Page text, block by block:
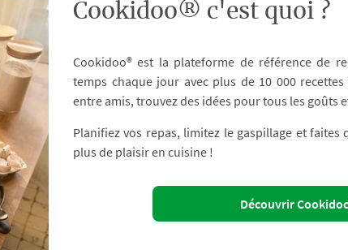
Cookidoo® c'est quoi ?
Cookidoo® est la plateforme de référence de
temps chaque jour avec plus de 10 000
entre amis, trouvez des idées pour tous les goûts
Planifiez vos repas, limitez le gaspillage et faites
plus de plaisir en cuisine !
Découvrir